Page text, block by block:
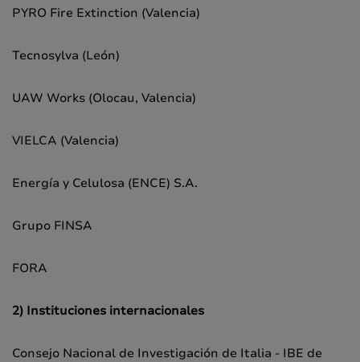
PYRO Fire Extinction (Valencia)
Tecnosylva (León)
UAW Works (Olocau, Valencia)
VIELCA (Valencia)
Energía y Celulosa (ENCE) S.A.
Grupo FINSA
FORA
2) Instituciones internacionales
Consejo Nacional de Investigación de Italia - IBE de